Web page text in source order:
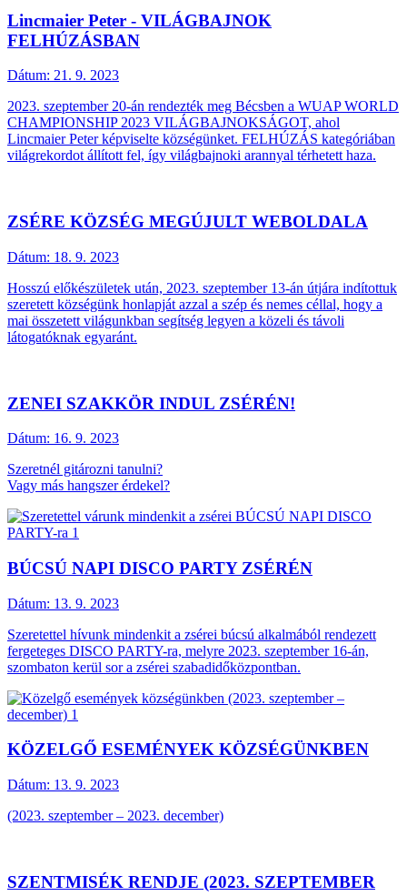
Lincmaier Peter - VILÁGBAJNOK
FELHÚZÁSBAN
Dátum: 21. 9. 2023
2023. szeptember 20-án rendezték meg Bécsben a WUAP WORLD
CHAMPIONSHIP 2023 VILÁGBAJNOKSÁGOT, ahol
Lincmaier Peter képviselte községünket. FELHÚZÁS kategóriában
világrekordot állított fel, így világbajnoki arannyal térhetett haza.
ZSÉRE KÖZSÉG MEGÚJULT WEBOLDALA
Dátum: 18. 9. 2023
Hosszú előkészületek után, 2023. szeptember 13-án útjára indítottuk
szeretett községünk honlapját azzal a szép és nemes céllal, hogy a
mai összetett világunkban segítség legyen a közeli és távoli
látogatóknak egyaránt.
ZENEI SZAKKÖR INDUL ZSÉRÉN!
Dátum: 16. 9. 2023
Szeretnél gitározni tanulni?
Vagy más hangszer érdekel?
BÚCSÚ NAPI DISCO PARTY ZSÉRÉN
Dátum: 13. 9. 2023
Szeretettel hívunk mindenkit a zsérei búcsú alkalmából rendezett
fergeteges DISCO PARTY-ra, melyre 2023. szeptember 16-án,
szombaton kerül sor a zsérei szabadidőközpontban.
KÖZELGŐ ESEMÉNYEK KÖZSÉGÜNKBEN
Dátum: 13. 9. 2023
(2023. szeptember – 2023. december)
SZENTMISÉK RENDJE (2023. SZEPTEMBER